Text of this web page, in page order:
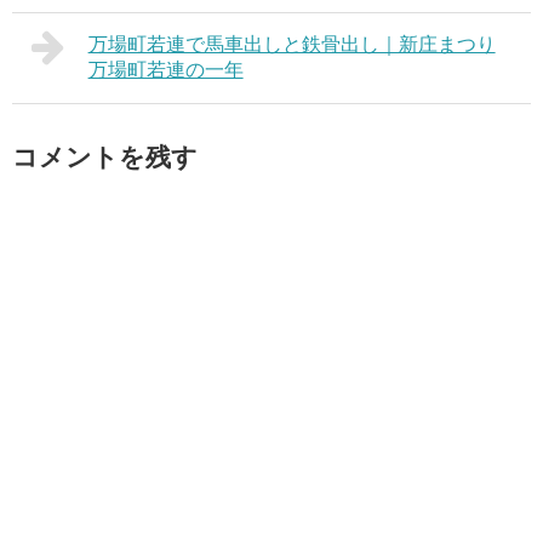
万場町若連で馬車出しと鉄骨出し｜新庄まつり
万場町若連の一年
コメントを残す